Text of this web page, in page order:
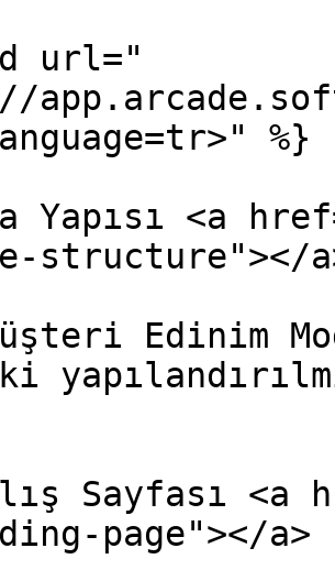
url="
%}
Yapısı <a
structure"></
Edinim
Sayfası <a
page"></a>